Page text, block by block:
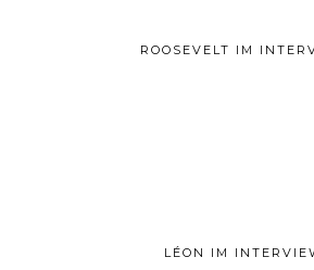
ROOSEVELT IM
LÉON IM